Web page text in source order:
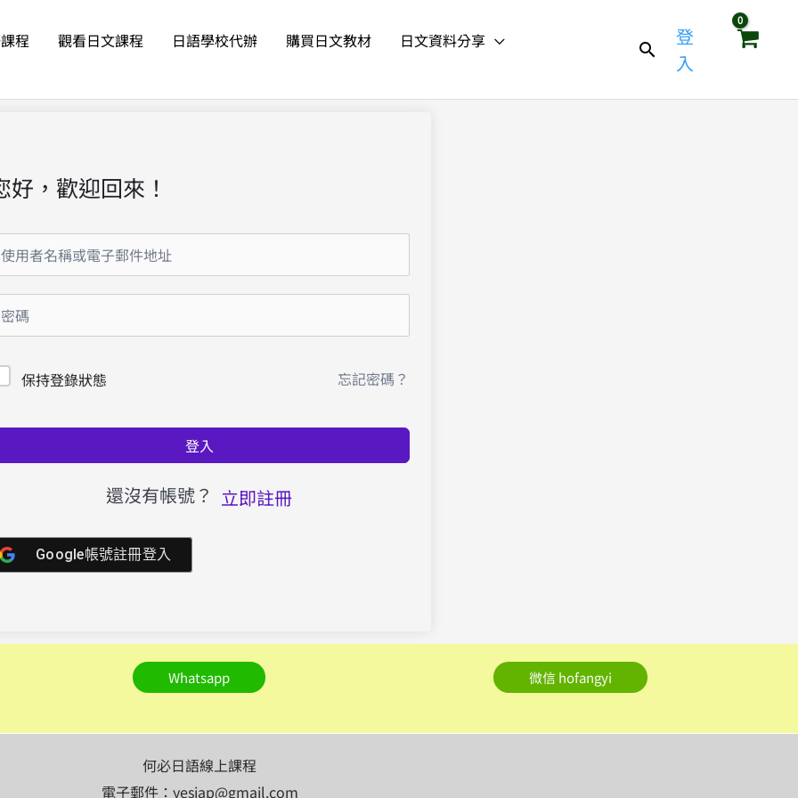
程 觀看日文課程 日語學校代辦 購買日文教材
日文資料分享
登
入
好，歡迎回來！
保持登錄狀態 忘記密碼？
登入
還沒有帳號？ 立即註冊
Google帳號註冊登入
Whatsapp 微信 hofangyi
何必日語線上課程
電子郵件：yesjap@gmail.com